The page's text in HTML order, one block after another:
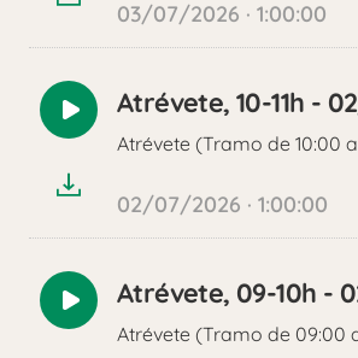
03/07/2026 · 1:00:00
Reproducir
audio
Atrévete, 10-11h -
Atrévete (Tramo de 10:00 a
02/07/2026 · 1:00:00
Reproducir
audio
Atrévete, 09-10h -
Atrévete (Tramo de 09:00